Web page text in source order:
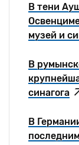
В тени
музей и
В
синагога
В